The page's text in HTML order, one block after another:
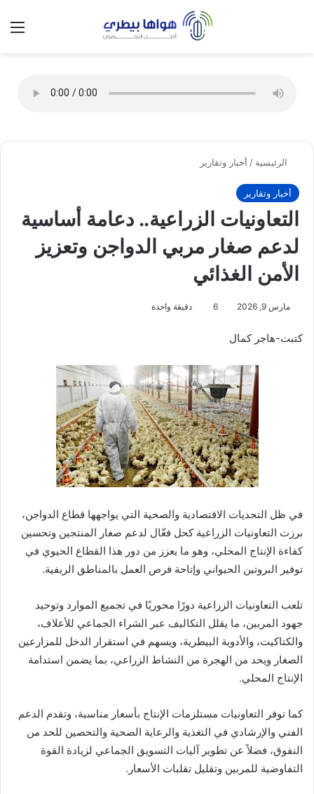
الوضع
الرئيسية / أخبار وتقارير
أخبار وتقارير
التعاونيات الزراعية.. دعامة أساسية
لدعم صغار مربي الدواجن وتعزيز
الأمن الغذائي
مارس 9, 2026 6 دقيقة واحدة
كتبت-هاجر كمال
في ظل التحديات الاقتصادية والصحية التي يواجهها قطاع الدواجن،
برزت التعاونيات الزراعية كحل فعّال لدعم صغار المنتجين وتحسين
كفاءة الإنتاج المحلي، وهو ما يعزز من دور هذا القطاع الحيوي في
توفير البروتين الحيواني وإتاحة فرص العمل بالمناطق الريفية.
تلعب التعاونيات الزراعية دورًا محوريًا في تجميع الموارد وتوحيد
جهود المربين، ما يقلل التكاليف عبر الشراء الجماعي للأعلاف،
والكتاكيت، والأدوية البيطرية، ويسهم في استقرار الدخل للمزارعين
الصغار ويحد من الهجرة من النشاط الزراعي، بما يضمن استدامة
الإنتاج المحلي.
كما توفر التعاونيات مستلزمات الإنتاج بأسعار مناسبة، وتقدم الدعم
الفني والإرشادي في التغذية والرعاية الصحية والتحصين للحد من
النفوق، فضلاً عن تطوير آليات التسويق الجماعي لزيادة القوة
التفاوضية للمربين وتقليل تقلبات الأسعار.